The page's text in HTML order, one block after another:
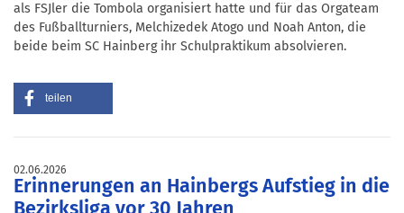
als FSJler die Tombola organisiert hatte und für das Orgateam
des Fußballturniers, Melchizedek Atogo und Noah Anton, die
beide beim SC Hainberg ihr Schulpraktikum absolvieren.
teilen
02.06.2026
Erinnerungen an Hainbergs Aufstieg in die
Bezirksliga vor 30 Jahren